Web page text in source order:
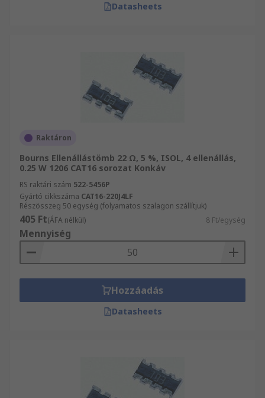
Datasheets
Raktáron
Bourns Ellenállástömb 22 Ω, 5 %, ISOL, 4 ellenállás,
0.25 W 1206 CAT16 sorozat Konkáv
RS raktári szám 522-5456P
Gyártó cikkszáma CAT16-220J4LF
Részösszeg 50 egység (folyamatos szalagon szállítjuk)
405 Ft(ÁFA nélkül) 8 Ft/egység
Mennyiség
Hozzáadás
Datasheets